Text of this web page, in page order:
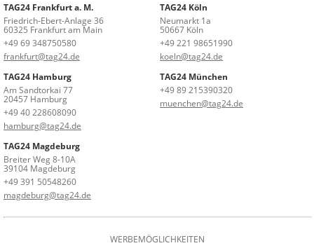
TAG24 Frankfurt a. M.
Friedrich-Ebert-Anlage 36
60325 Frankfurt am Main
+49 69 348750580
frankfurt@tag24.de
TAG24 Köln
Neumarkt 1a
50667 Köln
+49 221 98651990
koeln@tag24.de
TAG24 Hamburg
Am Sandtorkai 77
20457 Hamburg
+49 40 228608090
hamburg@tag24.de
TAG24 München
+49 89 215390320
muenchen@tag24.de
TAG24 Magdeburg
Breiter Weg 8-10A
39104 Magdeburg
+49 391 50548260
magdeburg@tag24.de
WERBEMÖGLICHKEITEN